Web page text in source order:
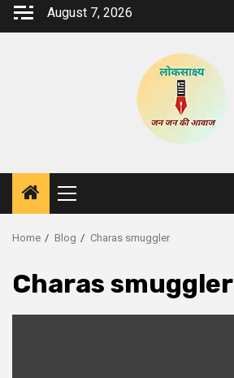
Skip
August 7, 2026
Primary
Menu
Home Blog Charas smuggler
Charas smuggler